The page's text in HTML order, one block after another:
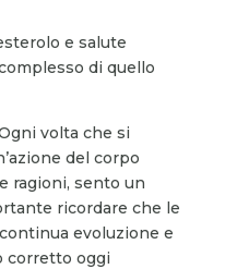
e salute
di quello
volta che si
del corpo
ragioni, sento un
ricordare che le
evoluzione e
corretto oggi